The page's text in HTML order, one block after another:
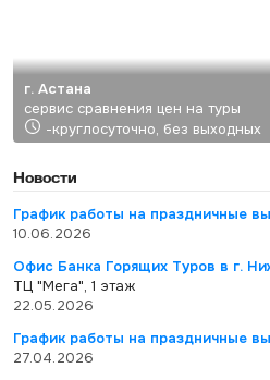
г. Астана
сервис сравнения цен на туры
-круглосуточно, без выходных
Новости
График работы на праздничные
10.06.2026
Офис Банка Горящих Туров в г.
ТЦ "Мега", 1 этаж
22.05.2026
График работы на праздничные
27.04.2026